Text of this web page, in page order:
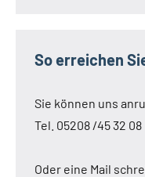
So erreichen
Sie können uns
Tel. 05208 /45 32 08
Oder eine Mail